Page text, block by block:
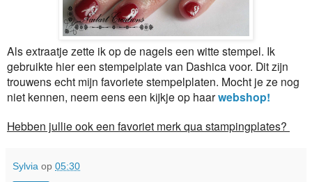
Als extraatje zette ik op de nagels een witte stempel. Ik
gebruikte hier een stempelplate van Dashica voor. Dit zijn
trouwens echt mijn favoriete stempelplaten. Mocht je ze nog
niet kennen, neem eens een kijkje op haarwebshop!
Hebben jullie ook een favoriet merk qua stampingplates?
Sylvia op 05:30